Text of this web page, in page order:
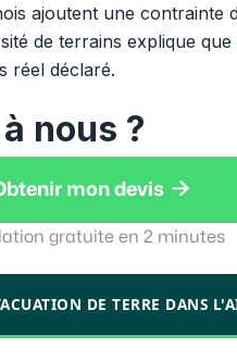
ajoutent une contrainte
de terrains explique
réel déclaré.
nous ?
mon devis 
gratuite en 2 minutes
DE TERRE DANS